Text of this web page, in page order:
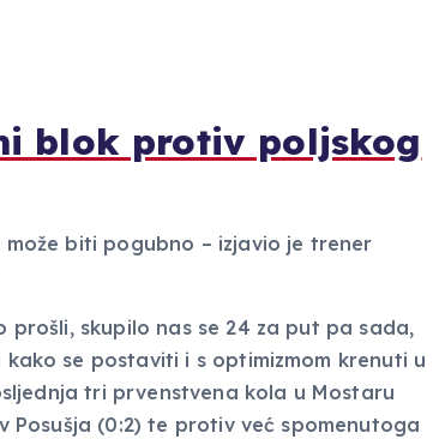
blok protiv poljskog
biti pogubno – izjavio je trener
prošli, skupilo nas se 24 za put pa sada,
se postaviti i s optimizmom krenuti u
tri prvenstvena kola u Mostaru
(0:2) te protiv već spomenutoga